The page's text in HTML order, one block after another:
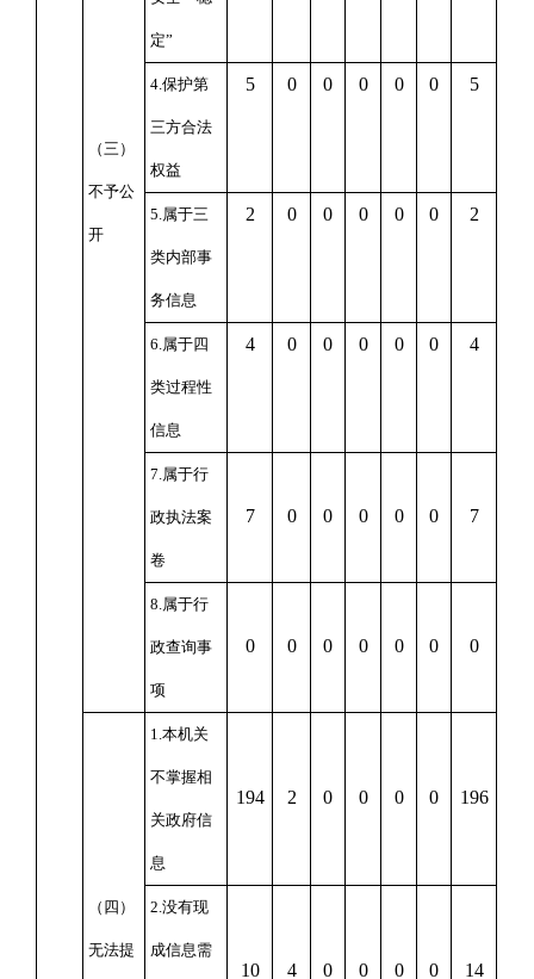
（三）
不予公
开
定”
4.保护第
三方合法
权益
5 0 0 0 0 0 5
5.属于三
类内部事
务信息
2 0 0 0 0 0 2
6.属于四
类过程性
信息
4 0 0 0 0 0 4
7.属于行
政执法案
卷
7 0 0 0 0 0 7
8.属于行
政查询事
项
0 0 0 0 0 0 0
（四）
无法提
1.本机关
不掌握相
关政府信
息
194 2 0 0 0 0 196
2.没有现
成信息需
10 4 0 0 0 0 14